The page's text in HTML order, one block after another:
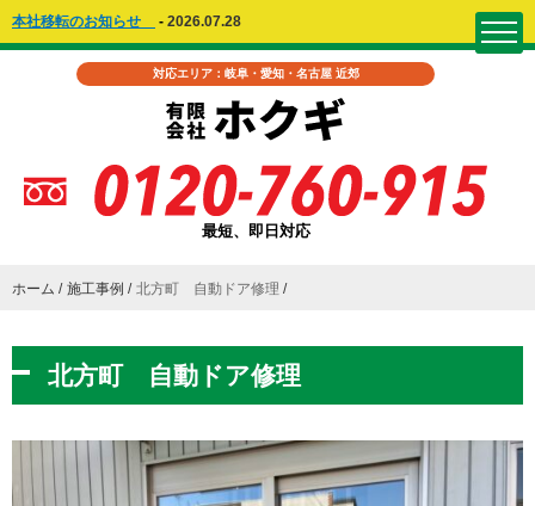
本社移転のお知らせ - 2026.07.28
対応エリア：岐阜・愛知・名古屋 近郊
最短、即日対応
ホーム 施工事例 北方町 自動ドア修理
北方町 自動ドア修理